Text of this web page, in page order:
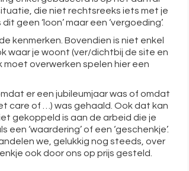
die niet rechtsreeks iets met je
geen ‘loon’ maar een ‘vergoeding’.
kenmerken. Bovendien is niet enkel
waar je woont (ver/dichtbij de site en
overwerken spelen hier een
er een jubileumjaar was of omdat
care of …) was gehaald. Ook dat kan
gekoppeld is aan de arbeid die je
‘waardering’ of een ‘geschenkje’.
we, gelukkig nog steeds, over
ook door ons op prijs gesteld.